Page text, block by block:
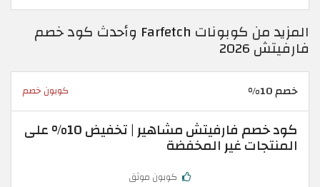
المزيد من كوبونات Farfetch وأحدث كود خصم
فارفيتش 2026
خصم 10% كوبون خصم
كود خصم فارفيتش مشاهير | تخفيض 10% على
المنتجات غير المخفضة
كوبون موثق